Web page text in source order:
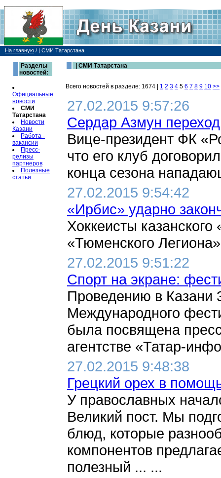
На главную / | СМИ Татарстана
Разделы
новостей:
Официальные
новости
СМИ
Татарстана
Новости
Казани
Работа -
вакансии
Пресс-
релизы
партнеров
Полезные
статьи
| СМИ Татарстана
Всего новостей в разделе: 1674 | 1 2 3 4 5 6 7 8 9 10 >>
27.02.2015 9:57:26
Сердар Азмун
Вице-президент ФК
что его клуб
конца сезона
27.02.2015 9:54:42
«Ирбис» ударно
Хоккеисты
«Тюменского
27.02.2015 9:51:22
Спорт на экране:
Проведению в Казани
Международного
была посвящена
агентстве «Татар-
27.02.2015 9:48:38
Грецкий орех в
У православных
Великий пост. Мы
блюд, которые
компонентов
полезный ... ...